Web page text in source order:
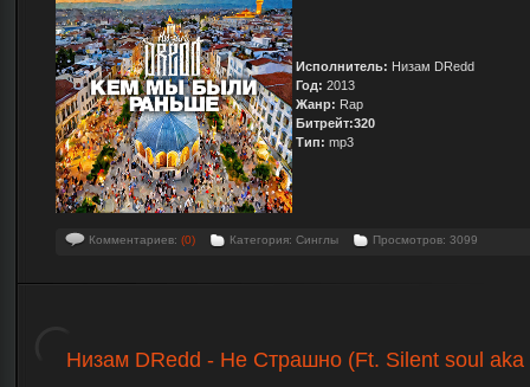
Исполнитель: Низам DRedd
Год: 2013
Жанр: Rap
Битрейт:320
Тип: mp3
Комментариев: (0) Категория: Синглы Просмотров: 3099
Низам DRedd - Не Страшно (Ft. Silent soul aka